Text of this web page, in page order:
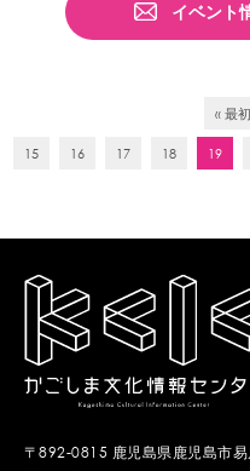
イベント
« 最初
15 16 17 18 19
〒892-0815 鹿児島県鹿児島市